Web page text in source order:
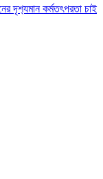
দৃশ‍্যমান কর্মতৎপরতা চাই